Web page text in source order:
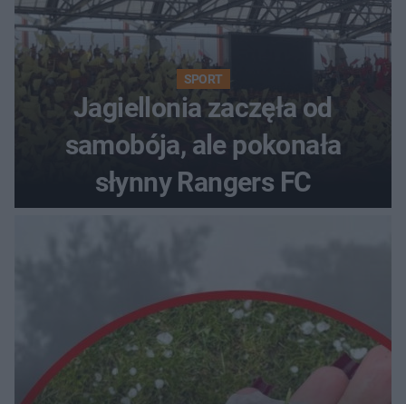
SPORT
Jagiellonia zaczęła od
samobója, ale pokonała
słynny Rangers FC